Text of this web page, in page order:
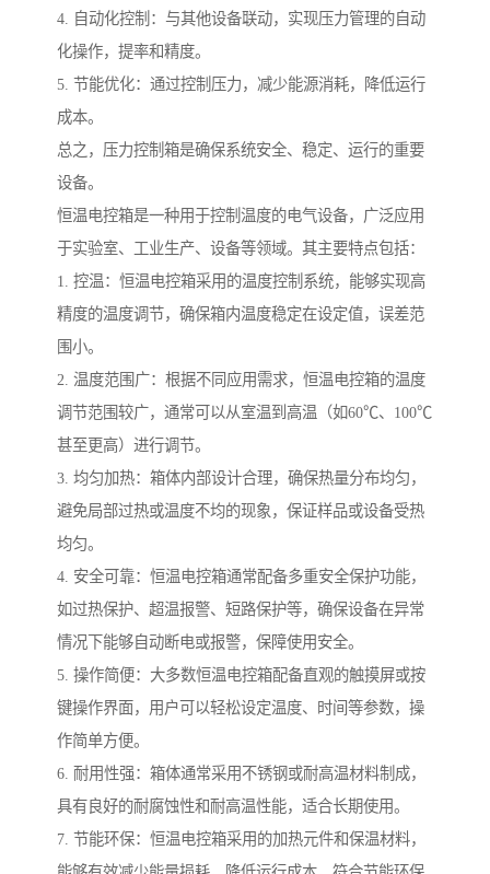
4. 自动化控制：与其他设备联动，实现压力管理的自动
化操作，提率和精度。
5. 节能优化：通过控制压力，减少能源消耗，降低运行
成本。
总之，压力控制箱是确保系统安全、稳定、运行的重要
设备。
恒温电控箱是一种用于控制温度的电气设备，广泛应用
于实验室、工业生产、设备等领域。其主要特点包括：
1. 控温：恒温电控箱采用的温度控制系统，能够实现高
精度的温度调节，确保箱内温度稳定在设定值，误差范
围小。
2. 温度范围广：根据不同应用需求，恒温电控箱的温度
调节范围较广，通常可以从室温到高温（如60℃、100℃
甚至更高）进行调节。
3. 均匀加热：箱体内部设计合理，确保热量分布均匀，
避免局部过热或温度不均的现象，保证样品或设备受热
均匀。
4. 安全可靠：恒温电控箱通常配备多重安全保护功能，
如过热保护、超温报警、短路保护等，确保设备在异常
情况下能够自动断电或报警，保障使用安全。
5. 操作简便：大多数恒温电控箱配备直观的触摸屏或按
键操作界面，用户可以轻松设定温度、时间等参数，操
作简单方便。
6. 耐用性强：箱体通常采用不锈钢或耐高温材料制成，
具有良好的耐腐蚀性和耐高温性能，适合长期使用。
7. 节能环保：恒温电控箱采用的加热元件和保温材料，